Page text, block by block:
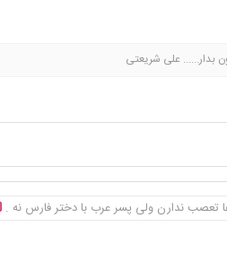
بدار...... علی شریعتی
تعصب ندارن ولی پسر عرب با دختر فارس نه .